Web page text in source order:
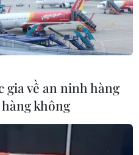
gia về an ninh hàng
không